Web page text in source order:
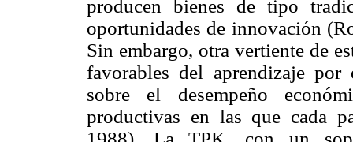
producen bienes de tipo
oportunidades de innovación
Sin embargo, otra vertiente de
favorables del aprendizaje
sobre el desempeño
productivas en las que cada